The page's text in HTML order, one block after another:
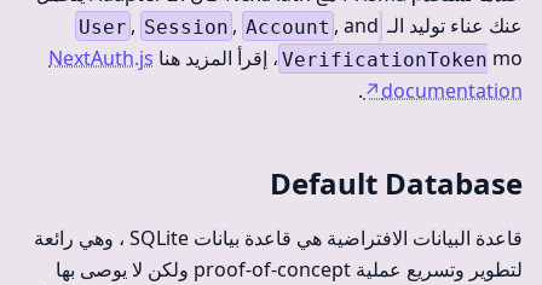
عنك عناء توليد الـ
User , Session , Account , and
VerificationToken mo، إقرأ المزيد هنا
NextAuth.js
documentation
↗
.
Default Database
قاعدة البيانات الافتراضية هي قاعدة بيانات SQLite ، وهي رائعة
لتطوير وتسريع عملية proof-of-concept ولكن لا يوصى بها